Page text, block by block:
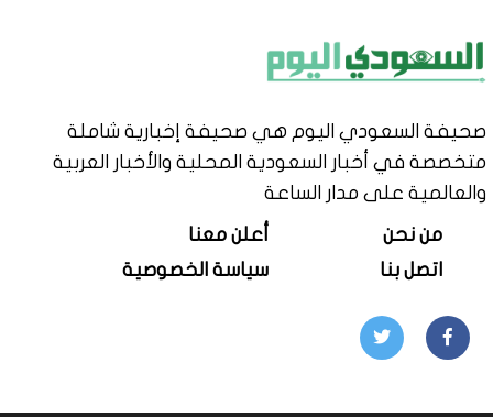
صحيفة السعودي اليوم هي صحيفة إخبارية شاملة
متخصصة في أخبار السعودية المحلية والأخبار العربية
والعالمية على مدار الساعة
من نحن
أعلن معنا
اتصل بنا
سياسة الخصوصية